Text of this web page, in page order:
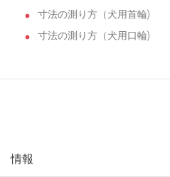
寸法の測り方（犬用首輪)
寸法の測り方（犬用口輪)
情報